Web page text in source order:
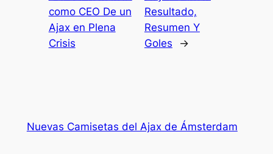
como CEO De un
Ajax en Plena
Crisis
Resultado,
Resumen Y
Goles
→
Nuevas Camisetas del Ajax de Ámsterdam